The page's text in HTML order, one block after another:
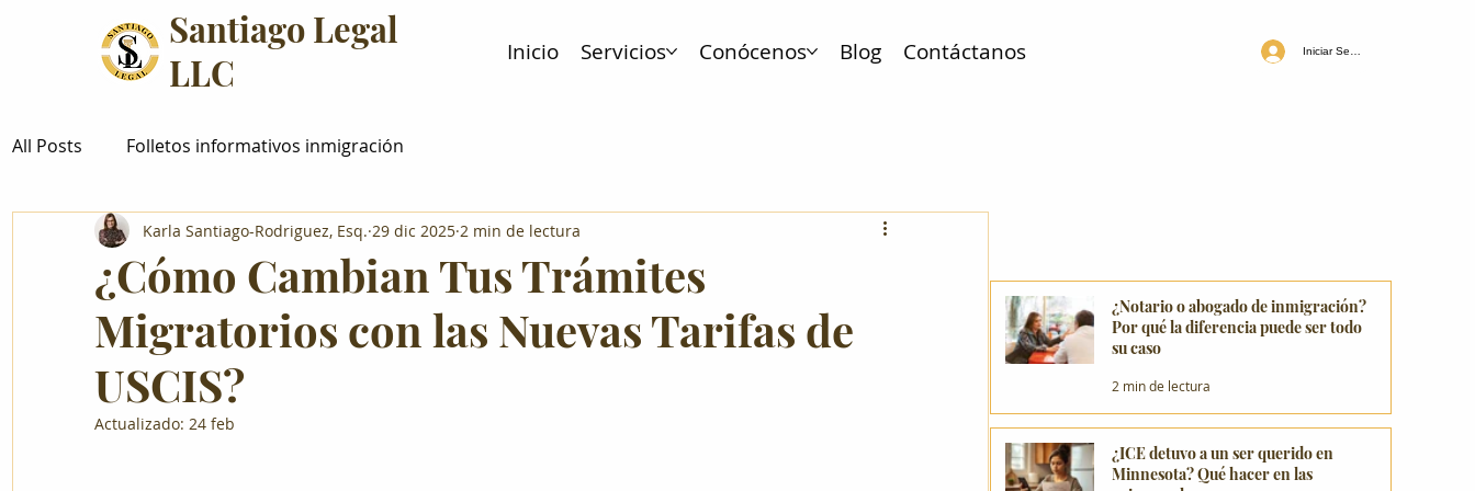
Santiago Legal
LLC
Inicio Servicios Conócenos Blog Contáctanos Iniciar Sesión
All Posts Folletos informativos inmigración
¿Cómo Cambian Tus Trámites
Migratorios con las Nuevas Tarifas de
USCIS?
Karla Santiago-Rodriguez, Esq. 29 dic 2025 2 min de lectura
Actualizado: 24 feb
¿Notario o abogado de inmigración?
Por qué la diferencia puede ser todo
su caso
2 min de lectura
¿ICE detuvo a un ser querido en
Minnesota? Qué hacer en las